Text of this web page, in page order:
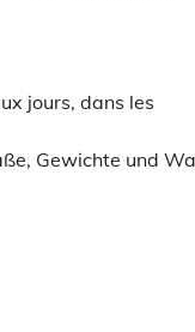
jours, dans les
Gewichte und